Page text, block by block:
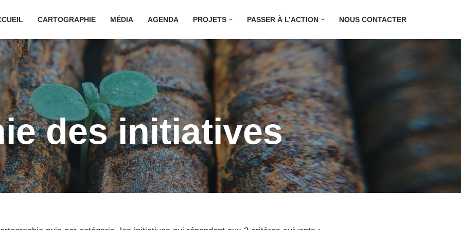
CARTOGRAPHIE MÉDIA AGENDA PROJETS PASSER À L’ACTION NOUS CONTACTER
des initiatives